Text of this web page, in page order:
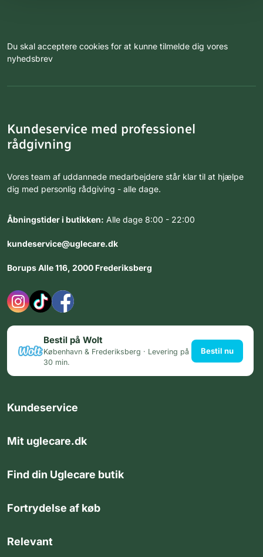
Du skal acceptere cookies for at kunne tilmelde dig vores
nyhedsbrev
Kundeservice med professionel
rådgivning
Vores team af uddannede medarbejdere står klar til at hjælpe
dig med personlig rådgiving - alle dage.
Åbningstider i butikken: Alle dage 8:00 - 22:00
kundeservice@uglecare.dk
Borups Alle 116, 2000 Frederiksberg
Bestil på Wolt
København & Frederiksberg · Levering på
30 min.
Bestil nu
Kundeservice
Mit uglecare.dk
Find din Uglecare butik
Fortrydelse af køb
Relevant